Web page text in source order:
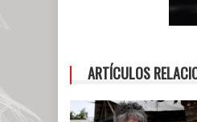
ARTÍCULOS